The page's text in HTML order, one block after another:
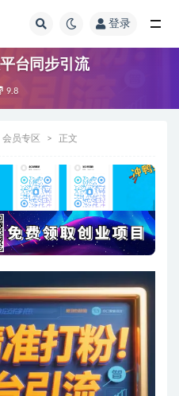
登录
台同步引流
9.8
会员专区 正文